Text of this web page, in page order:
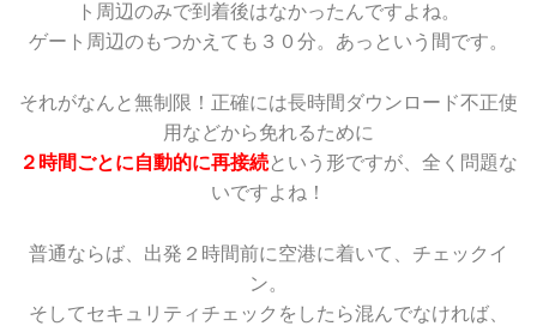
ト周辺のみで到着後はなかったんですよね。
ゲート周辺のもつかえても３０分。あっという間です。
それがなんと無制限！正確には長時間ダウンロード不正使
用などから免れるために
２時間ごとに自動的に再接続という形ですが、全く問題な
いですよね！
普通ならば、出発２時間前に空港に着いて、チェックイ
ン。
そしてセキュリティチェックをしたら混んでなければ、